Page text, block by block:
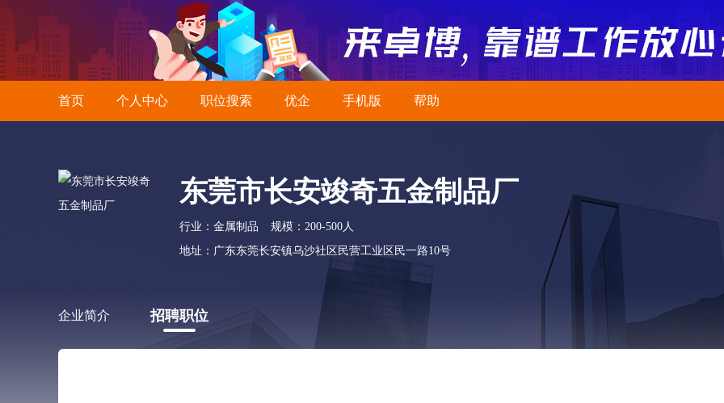
首页 个人中心 职位搜索 优企 手机版 帮助
东莞市长安竣奇五金制品厂
行业：金属制品
规模：200-500人
地址：广东东莞长安镇乌沙社区民营工业区民一路10号
企业简介 招聘职位